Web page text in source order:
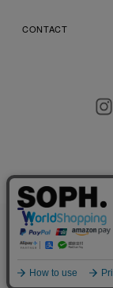
CONTACT
プライバシーポ
店舗受取
お客様により良い
使用することがご
ご確認ください。